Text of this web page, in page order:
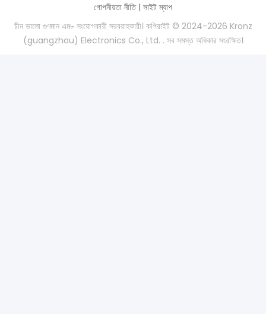
গোপনীয়তা নীতি| সাইট ম্যাপ
চীন ভালো গুণমান এম৮ সংযোগকারী সরবরাহকারী। কপিরাইট © 2024-2026 Kronz
(guangzhou) Electronics Co., Ltd. . সব সমস্ত অধিকার সংরক্ষিত।